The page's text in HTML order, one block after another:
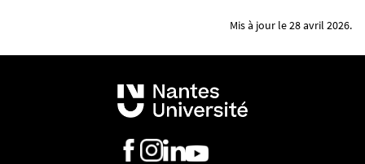
Mis à jour le 28 avril 2026.